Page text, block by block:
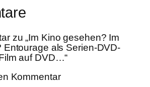
zu „Im Kino gesehen? Im
Entourage als Serien-DVD-
auf DVD…“
Kommentar